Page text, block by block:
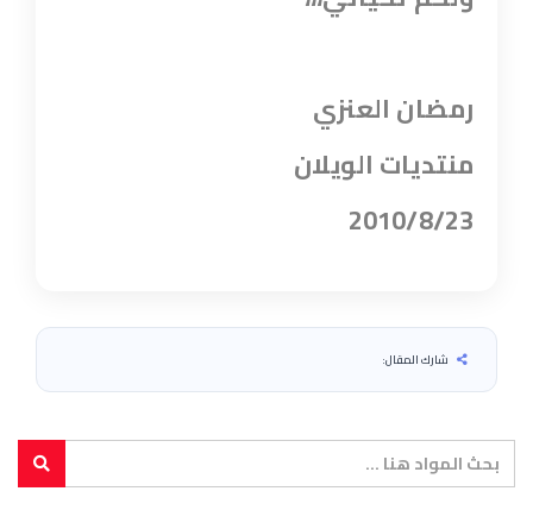
رمضان العنزي
منتديات الويلان
2010/8/23
شارك المقال: